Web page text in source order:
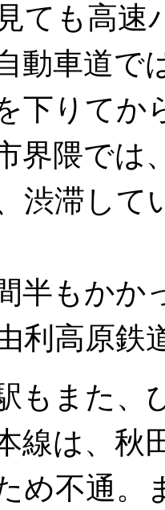
ても高速
動車道で
下りてか
界隈では
渋滞して
半もかか
利高原鉄
もまた、
線は、秋
め不通。